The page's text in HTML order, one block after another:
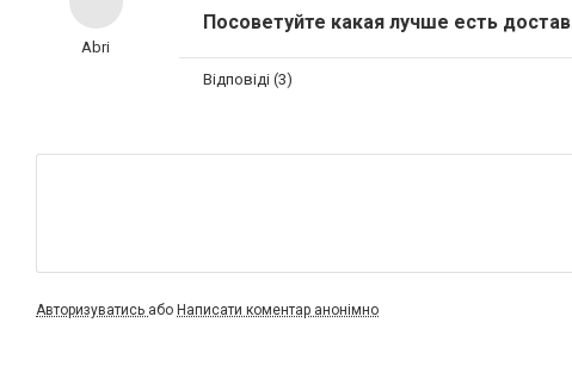
Abri
Посоветуйте какая лучше есть
Відповіді (3)
Авторизуватись або Написати коментар анонімно